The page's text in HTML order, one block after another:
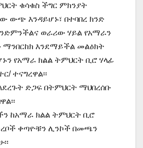
ቁሳቁስ ችግር ምክንያት
ውጭ እንዳይሆኑ፣ በተባበረ ክንድ
ወራሪው ሃይል የአማራን
እንደማይችል መልዕክት
የአማራ ክልል ትምህርት ቢሮ ሃላፊ
ተናግረዋል፡፡
ድጋፍ በትምህርት ማህበረሰቡ
ከአማራ ክልል ትምህርት ቢሮ
ቀጣዮቹን ሊንኮች በመጫን